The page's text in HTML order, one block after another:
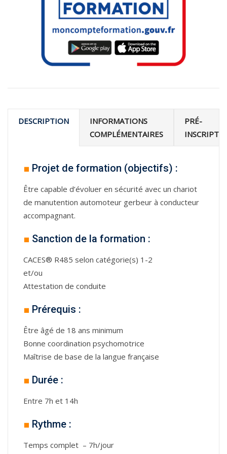
DESCRIPTION
INFORMATIONS
COMPLÉMENTAIRES
PRÉ-
■ Projet de formation (objectifs) :
Être capable d’évoluer en sécurité avec un chariot
de manutention automoteur gerbeur à conducteur
accompagnant.
■ Sanction de la formation :
CACES® R485 selon catégorie(s) 1-2
et/ou
Attestation de conduite
■ Prérequis :
Être âgé de 18 ans minimum
Bonne coordination psychomotrice
Maîtrise de base de la langue française
■ Durée :
Entre 7h et 14h
■ Rythme :
Temps complet – 7h/jour